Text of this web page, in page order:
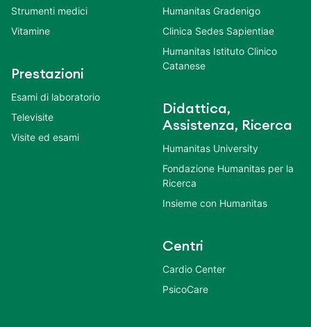
Strumenti medici
Vitamine
Prestazioni
Esami di laboratorio
Televisite
Visite ed esami
Humanitas Gradenigo
Clinica Sedes Sapientiae
Humanitas Istituto Clinico
Catanese
Didattica,
Assistenza, Ricerca
Humanitas University
Fondazione Humanitas per la
Ricerca
Insieme con Humanitas
Centri
Cardio Center
PsicoCare